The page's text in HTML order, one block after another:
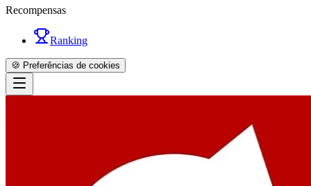
Recompensas
Ranking
🍪 Preferências de cookies